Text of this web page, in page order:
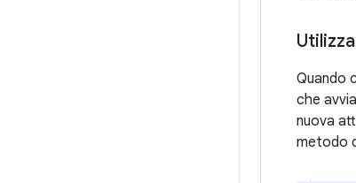
Quando
che
nuova
metodo